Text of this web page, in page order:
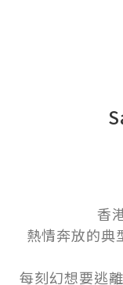
香
熱情奔放的典
每刻幻想要逃